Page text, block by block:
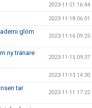
2023-11-21 16:44
2023-11-18 06:01
glöm
2023-11-16 09:25
ny tränare
2023-11-15 09:37
2023-11-13 14:30
tar
2023-11-11 17:22